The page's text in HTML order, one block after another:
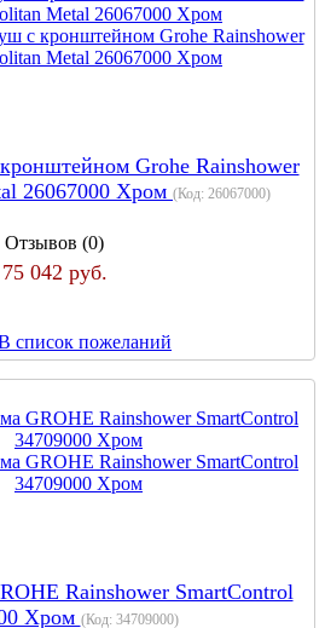
Grohe Rainshower
26067000 Хром (Код: 26067000)
Отзывов (0)
75 042 руб.
список пожеланий
Rainshower SmartControl
Хром (Код: 34709000)